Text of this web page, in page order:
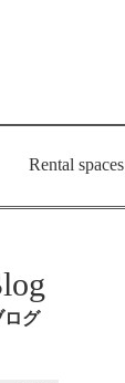
Rental spaces
ログ